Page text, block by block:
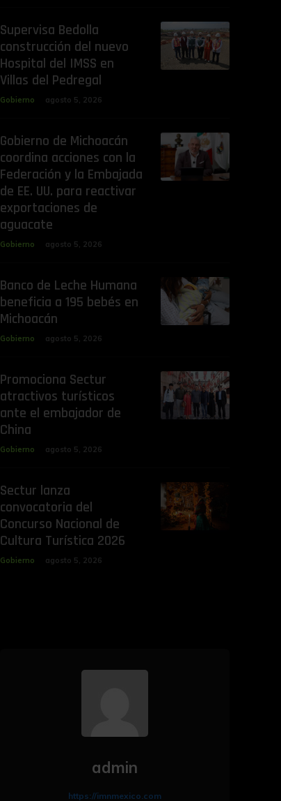
Supervisa Bedolla
construcción del nuevo
Hospital del IMSS en
Villas del Pedregal
Gobierno agosto 5, 2026
Gobierno de Michoacán
coordina acciones con la
Federación y la Embajada
de EE. UU. para reactivar
exportaciones de
aguacate
Gobierno agosto 5, 2026
Banco de Leche Humana
beneficia a 195 bebés en
Michoacán
Gobierno agosto 5, 2026
Promociona Sectur
atractivos turísticos
ante el embajador de
China
Gobierno agosto 5, 2026
Sectur lanza
convocatoria del
Concurso Nacional de
Cultura Turística 2026
Gobierno agosto 5, 2026
admin
https://imnmexico.com